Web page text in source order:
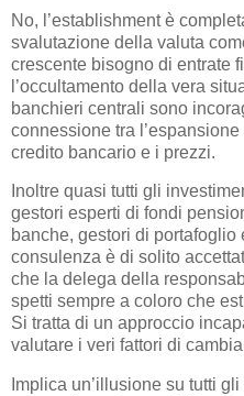
No, l’establishment è
svalutazione della valuta
crescente bisogno di entrate
l’occultamento della vera
banchieri centrali sono
connessione tra
credito bancario e i prezzi.
Inoltre quasi tutti gli
gestori esperti di fondi
banche, gestori di
consulenza è di solito
che la delega della
spetti sempre a coloro che
Si tratta di un approccio
valutare i veri fattori di
Implica un’illusione su tutti